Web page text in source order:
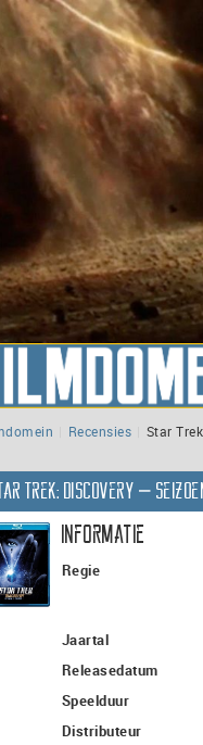
Recensies Star
Trek: Discovery –
Informatie
Regie
Jaartal
Releasedatum
Speelduur
Distributeur